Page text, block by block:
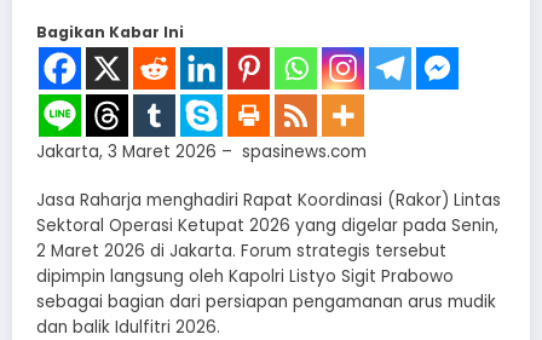
Bagikan Kabar Ini
Jakarta, 3 Maret 2026 – spasinews.com
Jasa Raharja menghadiri Rapat Koordinasi (Rakor) Lintas
Sektoral Operasi Ketupat 2026 yang digelar pada Senin,
2 Maret 2026 di Jakarta. Forum strategis tersebut
dipimpin langsung oleh Kapolri Listyo Sigit Prabowo
sebagai bagian dari persiapan pengamanan arus mudik
dan balik Idulfitri 2026.